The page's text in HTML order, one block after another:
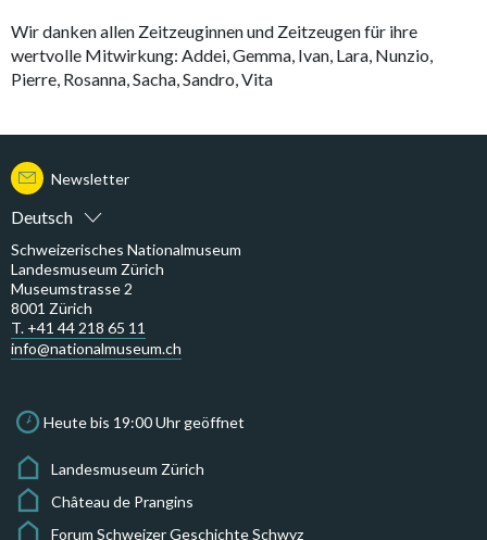
Wir danken allen Zeitzeuginnen und Zeitzeugen für ihre
wertvolle Mitwirkung: Addei, Gemma, Ivan, Lara, Nunzio,
Pierre, Rosanna, Sacha, Sandro, Vita
Deutsch
Newsletter
Schweizerisches Nationalmuseum
Landesmuseum Zürich
Museumstrasse 2
8001 Zürich
T. +41 44 218 65 11
info@nationalmuseum.ch
Heute bis 19:00 Uhr geöffnet
Landesmuseum Zürich
Château de Prangins
Forum Schweizer Geschichte Schwyz